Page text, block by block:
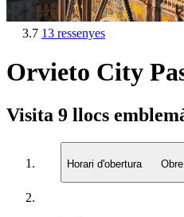
3.7 13 ressenyes
Orvieto City
Visita 9 llocs
Horari d'obertura